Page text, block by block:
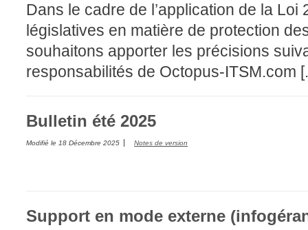
Dans le cadre de l’application de la
législatives en matière de protection
souhaitons apporter les précisions
responsabilités de Octopus-ITSM.com
Bulletin été 2025
Modifié le 18 Décembre 2025 Notes de version
Support en mode externe